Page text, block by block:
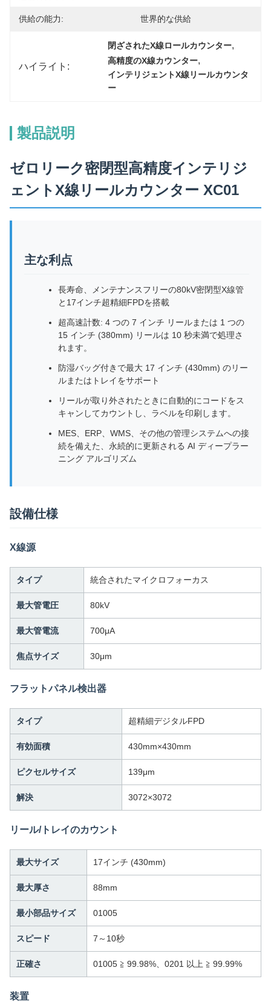
供給の能力: 世界的な供給
ハイライト:
閉ざされたX線ロールカウンター,
高精度のX線カウンター,
インテリジェントX線リールカウンタ
ー
製品説明
ゼロリーク密閉型高精度インテリジ
ェントX線リールカウンター XC01
主な利点
長寿命、メンテナンスフリーの80kV密閉型X線管
と17インチ超精細FPDを搭載
超高速計数: 4 つの 7 インチ リールまたは 1 つの
15 インチ (380mm) リールは 10 秒未満で処理さ
れます。
防湿バッグ付きで最大 17 インチ (430mm) のリー
ルまたはトレイをサポート
リールが取り外されたときに自動的にコードをス
キャンしてカウントし、ラベルを印刷します。
MES、ERP、WMS、その他の管理システムへの接
続を備えた、永続的に更新される AI ディープラー
ニング アルゴリズム
設備仕様
X線源
タイプ 統合されたマイクロフォーカス
最大管電圧 80kV
最大管電流 700μA
焦点サイズ 30μm
フラットパネル検出器
タイプ 超精細デジタルFPD
有効面積 430mm×430mm
ピクセルサイズ 139μm
解決 3072×3072
リール/トレイのカウント
最大サイズ 17インチ (430mm)
最大厚さ 88mm
最小部品サイズ 01005
スピード 7～10秒
正確さ 01005 ≧ 99.98%、0201 以上 ≧ 99.99%
装置